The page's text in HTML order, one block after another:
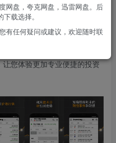
(FTXIN9)、香港恒生指数
握全球市场动态。
您体验更加专业便捷的投资
网盘，夸克网盘，迅雷网盘。后
载选择。
有任何疑问或建议，欢迎随时联